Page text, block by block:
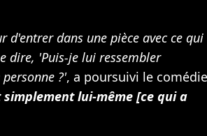
d'entrer dans une pièce avec ce qui
dire, 'Puis-je lui ressembler
?', a poursuivi le
lui-même [ce qui a